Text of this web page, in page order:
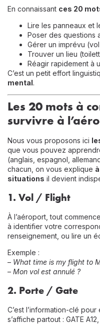
En connaissant ces 20
Lire les panneaux et
Poser des questions
Gérer un imprévu
Trouver un lieu
Réagir rapidement à
C’est un petit effort
mental.
Les 20 mots à
survivre à
Nous vous proposons ici
que vous pouvez
(anglais, espagnol,
chacun, on vous explique
situations il devient
1. Vol / Flight
À l’aéroport, tout
à identifier votre
renseignement, ou lire un
Exemple :
– What time is my flight to
– Mon vol est annulé ?
2. Porte / Gate
C’est l’information-clé
s’affiche partout : GATE